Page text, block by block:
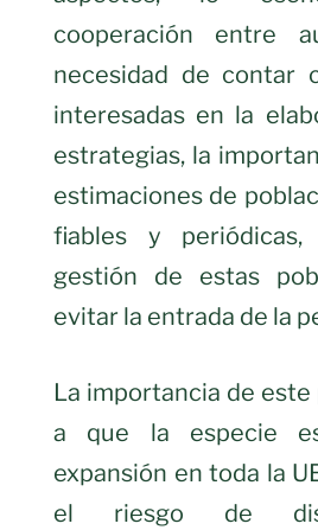
cooperación entre
necesidad de contar
interesadas en la
estrategias, la
estimaciones de
fiables y
gestión de estas
evitar la entrada de la
La importancia de
a que la especie
expansión en toda la
el riesgo de